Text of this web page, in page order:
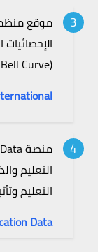
(The Bell Curve):
التعليم
التعليم
Data